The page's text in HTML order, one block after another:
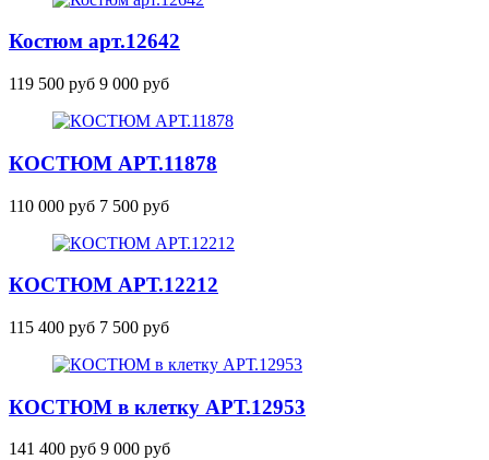
Костюм арт.12642
119 500 руб 9 000 руб
КОСТЮМ АРТ.11878
110 000 руб 7 500 руб
КОСТЮМ АРТ.12212
115 400 руб 7 500 руб
КОСТЮМ в клетку АРТ.12953
141 400 руб 9 000 руб